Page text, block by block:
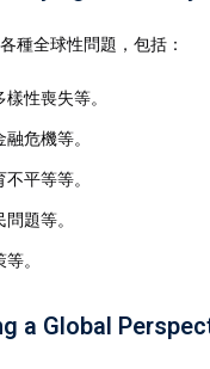
種全球性問題，包括：
性喪失等。
危機等。
平等等。
題等。
。
a Global